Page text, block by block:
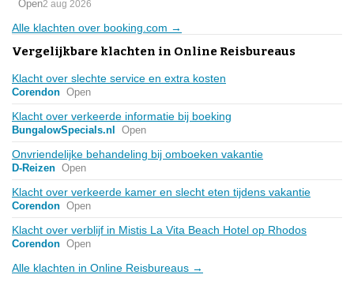
Open2 aug 2026
Alle klachten over booking.com →
Vergelijkbare klachten in Online Reisbureaus
Klacht over slechte service en extra kosten
Corendon Open
Klacht over verkeerde informatie bij boeking
BungalowSpecials.nl Open
Onvriendelijke behandeling bij omboeken vakantie
D-Reizen Open
Klacht over verkeerde kamer en slecht eten tijdens vakantie
Corendon Open
Klacht over verblijf in Mistis La Vita Beach Hotel op Rhodos
Corendon Open
Alle klachten in Online Reisbureaus →